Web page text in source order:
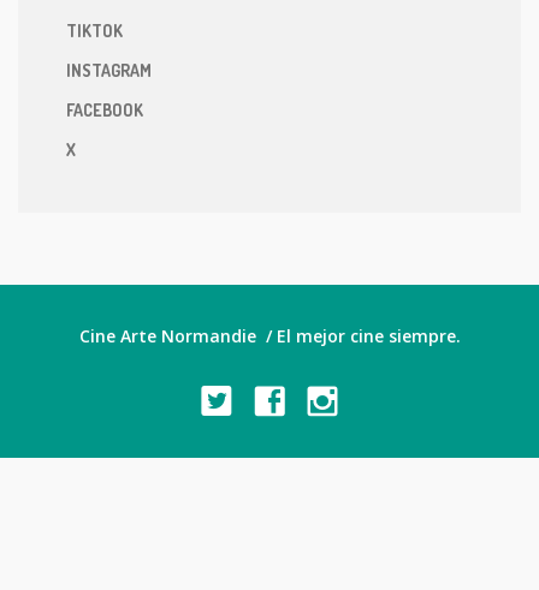
TIKTOK
INSTAGRAM
FACEBOOK
X
Cine Arte Normandie / El mejor cine siempre.